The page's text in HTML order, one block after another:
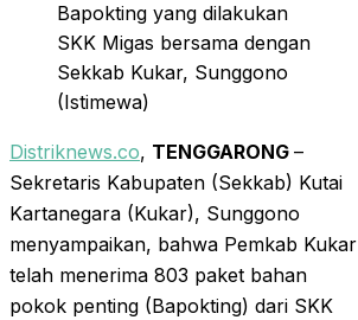
Bapokting yang dilakukan
SKK Migas bersama dengan
Sekkab Kukar, Sunggono
(Istimewa)
Distriknews.co, TENGGARONG –
Sekretaris Kabupaten (Sekkab) Kutai
Kartanegara (Kukar), Sunggono
menyampaikan, bahwa Pemkab Kukar
telah menerima 803 paket bahan
pokok penting (Bapokting) dari SKK